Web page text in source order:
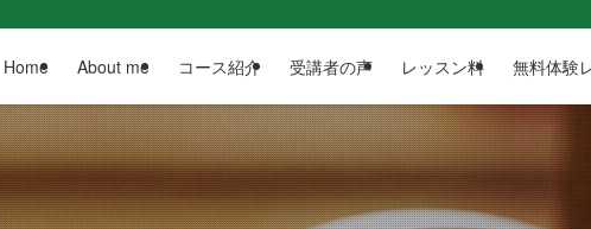
Home About me コース紹介 受講者の声 レッスン料 無料体験